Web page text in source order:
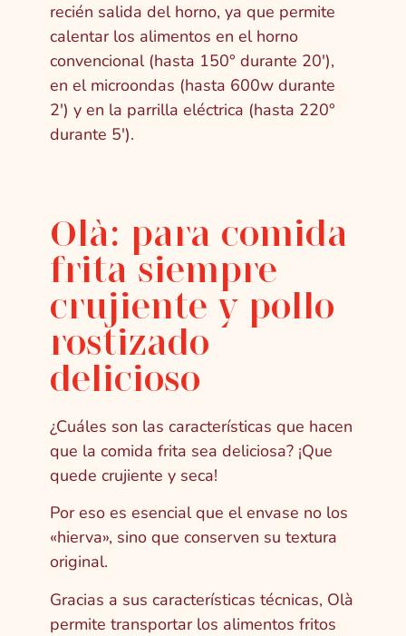
recién salida del horno, ya que permite
calentar los alimentos en el horno
convencional (hasta 150° durante 20′),
en el microondas (hasta 600w durante
2′) y en la parrilla eléctrica (hasta 220°
durante 5′).
Olà: para comida
frita siempre
crujiente y pollo
rostizado
delicioso
¿Cuáles son las características que hacen
que la comida frita sea deliciosa? ¡Que
quede crujiente y seca!
Por eso es esencial que el envase no los
«hierva», sino que conserven su textura
original.
Gracias a sus características técnicas, Olà
permite transportar los alimentos fritos